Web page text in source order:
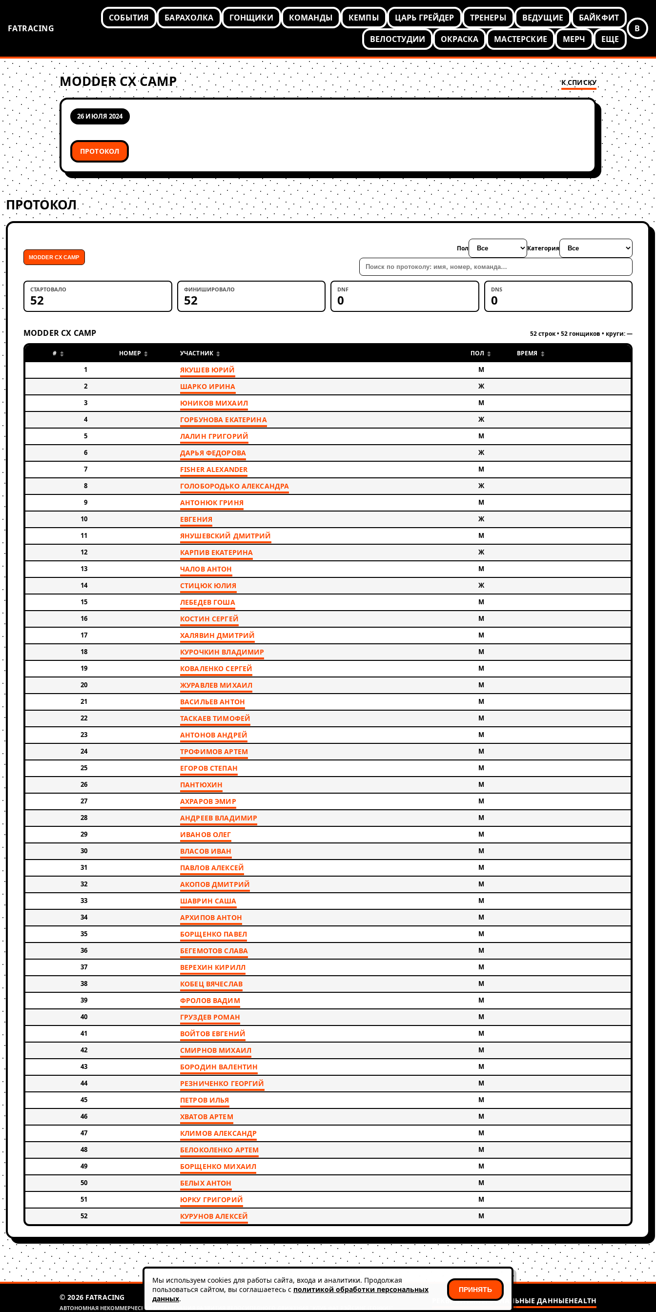
FATRACING
СОБЫТИЯ БАРАХОЛКА ГОНЩИКИ КОМАНДЫ КЕМПЫ ЦАРЬ ГРЕЙДЕР ТРЕНЕРЫ ВЕДУЩИЕ
БАЙКФИТ
ВЕЛОСТУДИИ
ОКРАСКА МАСТЕРСКИЕ МЕРЧ ЕЩЕ
В
MODDER CX CAMP К СПИСКУ
26 ИЮЛЯ 2024
ПРОТОКОЛ
ПРОТОКОЛ
MODDER CX CAMP
Пол Категория
Поиск
СТАРТОВАЛО
52
ФИНИШИРОВАЛО
52
DNF
0
DNS
0
MODDER CX CAMP 52 строк • 52 гонщиков • круги: —
# НОМЕР УЧАСТНИК ПОЛ ВРЕМЯ
1 ЯКУШЕВ ЮРИЙ
М
2
ШАРКО ИРИНА
Ж
3
ЮНИКОВ МИХАИЛ
М
4
ГОРБУНОВА ЕКАТЕРИНА
Ж
5
ЛАЛИН ГРИГОРИЙ
М
6
ДАРЬЯ ФЕДОРОВА
Ж
7
FISHER ALEXANDER
М
8
ГОЛОБОРОДЬКО АЛЕКСАНДРА
Ж
9
АНТОНЮК ГРИНЯ
М
10
ЕВГЕНИЯ
Ж
11
ЯНУШЕВСКИЙ ДМИТРИЙ
М
12
КАРПИВ ЕКАТЕРИНА
Ж
13
ЧАЛОВ АНТОН
М
14
СТИЦЮК ЮЛИЯ
Ж
15
ЛЕБЕДЕВ ГОША
М
16
КОСТИН СЕРГЕЙ
М
17
ХАЛЯВИН ДМИТРИЙ
М
18
КУРОЧКИН ВЛАДИМИР
М
19
КОВАЛЕНКО СЕРГЕЙ
М
20
ЖУРАВЛЕВ МИХАИЛ
М
21
ВАСИЛЬЕВ АНТОН
М
22
ТАСКАЕВ ТИМОФЕЙ
М
23
АНТОНОВ АНДРЕЙ
М
24
ТРОФИМОВ АРТЕМ
М
25
ЕГОРОВ СТЕПАН
М
26
ПАНТЮХИН
М
27
АХРАРОВ ЭМИР
М
28
АНДРЕЕВ ВЛАДИМИР
М
29
ИВАНОВ ОЛЕГ
М
30
ВЛАСОВ ИВАН
М
31
ПАВЛОВ АЛЕКСЕЙ
М
32
АКОПОВ ДМИТРИЙ
М
33
ШАВРИН САША
М
34
АРХИПОВ АНТОН
М
35
БОРЩЕНКО ПАВЕЛ
М
36
БЕГЕМОТОВ СЛАВА
М
37
ВЕРЕХИН КИРИЛЛ
М
38
КОБЕЦ ВЯЧЕСЛАВ
М
39
ФРОЛОВ ВАДИМ
М
40
ГРУЗДЕВ РОМАН
М
41
ВОЙТОВ ЕВГЕНИЙ
М
42
СМИРНОВ МИХАИЛ
М
43
БОРОДИН ВАЛЕНТИН
М
44
РЕЗНИЧЕНКО ГЕОРГИЙ
М
45
ПЕТРОВ ИЛЬЯ
М
46
ХВАТОВ АРТЕМ
М
47
КЛИМОВ АЛЕКСАНДР
М
48
БЕЛОКОЛЕНКО АРТЕМ
М
49
БОРЩЕНКО МИХАИЛ
М
50
БЕЛЫХ АНТОН
М
51
ЮРКУ ГРИГОРИЙ
М
52
КУРУНОВ АЛЕКСЕЙ М
© 2026 FATRACING
АВТОНОМНАЯ НЕКОММЕРЧЕСКАЯ ОРГАНИЗАЦИЯ РАЗВИТИЯ ВЕЛОСИПЕДНОГО ДВИЖЕНИЯ "КЛУБ ФАТ РЭЙСИНГ (ГОНКИ)"
РЕКВИЗИТЫПЕРСОНАЛЬНЫЕ ДАННЫЕHEALTH
Мы используем cookies для работы сайта, входа и аналитики. Продолжая
пользоваться сайтом, вы соглашаетесь с политикой обработки персональных
данных.
ПРИНЯТЬ